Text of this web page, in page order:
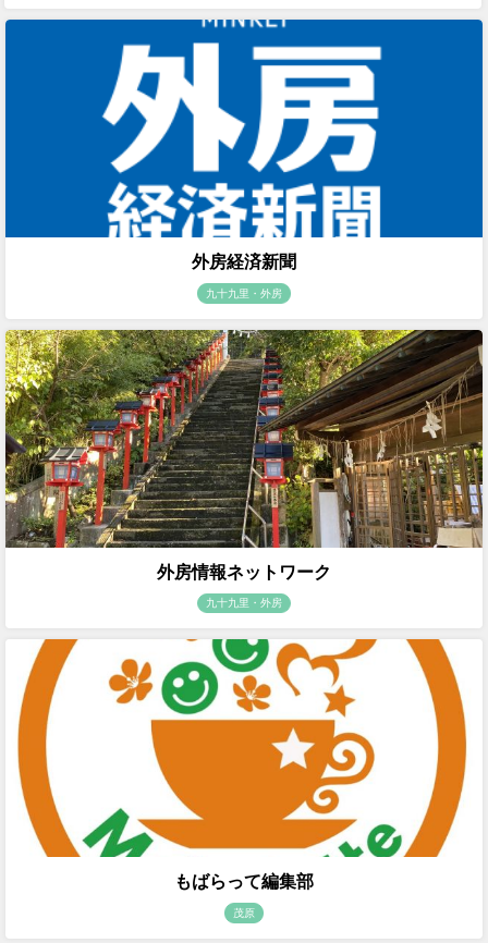
外房経済新聞
九十九里・外房
外房情報ネットワーク
九十九里・外房
もばらって編集部
茂原